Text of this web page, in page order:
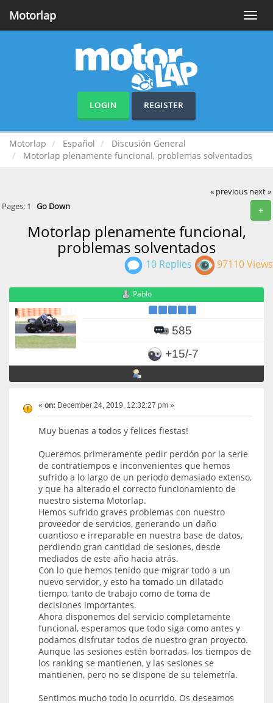
Toggle
Motorlap
LOGIN REGISTER
Motorlap Español
Discusión General
Motorlap plenamente funcional, problemas solventados
« previous next »
+
Pages: 1 Go Down
Motorlap plenamente funcional,
problemas solventados
10 Replies 97110 Views
Pablo
585
+15/-7
« on: December 24, 2019, 12:32:27 pm »
Muy buenas a todos y felices fiestas!
Queremos primeramente pedir perdón por la serie
de contratiempos e inconvenientes que hemos
sufrido a lo largo de un periodo demasiado extenso,
y que ha alterado el correcto funcionamiento de
nuestro sistema Motorlap.
Hemos sufrido graves problemas con nuestro
proveedor de servicios, generando un daño
cuantioso e irreparable en nuestra base de datos,
perdiendo gran cantidad de sesiones, desde
mediados de este año hacia atrás.
Con lo que hemos tenido que migrar todo a un
nuevo servidor, y esto ha tomado un dilatado
tiempo, tanto de trabajo como de toma de
decisiones importantes.
Ahora disponemos del servicio completamente
funcional, esperamos que todo siga como antes y
podamos disfrutar todos de nuestro gran proyecto.
Aunque las sesiones estén borradas, los tiempos de
los ranking se mantienen, y las sesiones se
mantienen, pero no se dispone de su telemetría.
Sentimos mucho todo lo ocurrido. Os deseamos